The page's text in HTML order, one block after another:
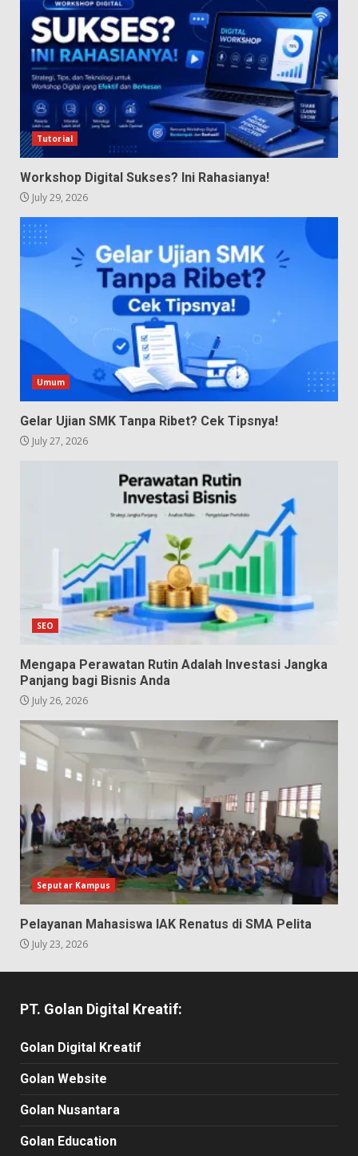
Tutorial
Workshop Digital Sukses? Ini Rahasianya!
July 29, 2026
Umum
Gelar Ujian SMK Tanpa Ribet? Cek Tipsnya!
July 27, 2026
SEO
Mengapa Perawatan Rutin Adalah Investasi Jangka
Panjang bagi Bisnis Anda
July 26, 2026
Seputar Kampus
Pelayanan Mahasiswa IAK Renatus di SMA Pelita
July 23, 2026
PT. Golan Digital Kreatif:
Golan Digital Kreatif
Golan Website
Golan Nusantara
Golan Education